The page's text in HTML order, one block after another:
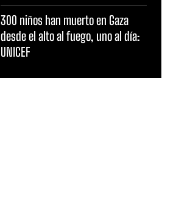
300 niños han muerto en Gaza
desde el alto al fuego, uno al día:
UNICEF